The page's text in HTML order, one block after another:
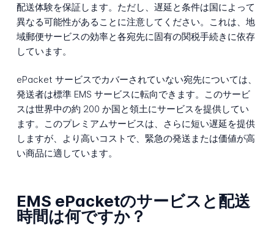
配送体験を保証します。ただし、遅延と条件は国によって
異なる可能性があることに注意してください。これは、地
域郵便サービスの効率と各宛先に固有の関税手続きに依存
しています。
ePacket サービスでカバーされていない宛先については、
発送者は標準 EMS サービスに転向できます。このサービ
スは世界中の約 200 か国と領土にサービスを提供してい
ます。このプレミアムサービスは、さらに短い遅延を提供
しますが、より高いコストで、緊急の発送または価値が高
い商品に適しています。
EMS ePacketのサービスと配送
時間は何ですか？